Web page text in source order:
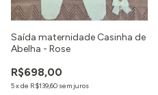
Saída maternidade Casinha de
Abelha - Rose
R$698,00
5xde R$139,60 sem juros